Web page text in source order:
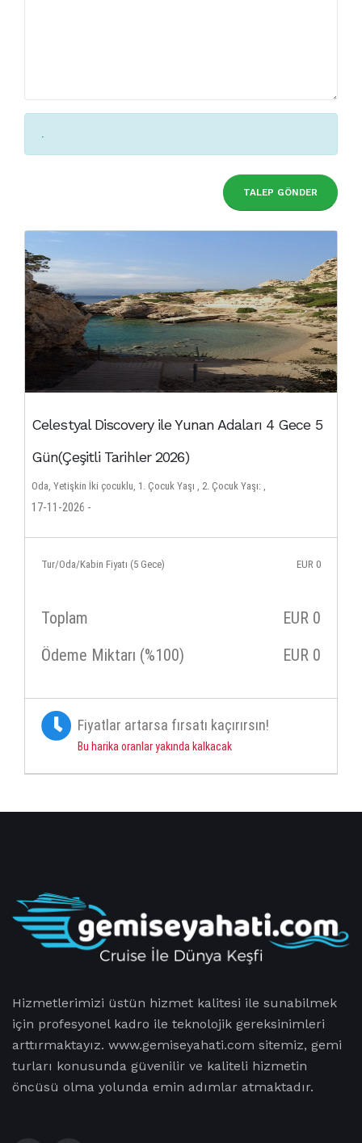
.
TALEP GÖNDER
Celestyal Discovery ile Yunan Adaları 4 Gece 5
Gün(Çeşitli Tarihler 2026)
Oda, Yetişkin İki çocuklu, 1. Çocuk Yaşı , 2. Çocuk Yaşı: ,
17-11-2026 -
Tur/Oda/Kabin Fiyatı (5 Gece) EUR 0
Toplam EUR 0
Ödeme Miktarı (%100)
EUR 0
Fiyatlar artarsa fırsatı kaçırırsın!
Bu harika oranlar yakında kalkacak
Hizmetlerimizi üstün hizmet kalitesi ile sunabilmek
için profesyonel kadro ile teknolojik gereksinimleri
arttırmaktayız. www.gemiseyahati.com sitemiz, gemi
turları konusunda güvenilir ve kaliteli hizmetin
öncüsü olma yolunda emin adımlar atmaktadır.